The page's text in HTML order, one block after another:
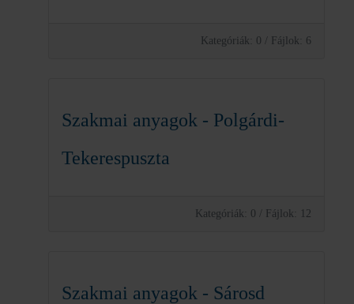
Kategóriák: 0 / Fájlok: 6
Szakmai anyagok - Polgárdi-
Tekerespuszta
Kategóriák: 0 / Fájlok: 12
Szakmai anyagok - Sárosd